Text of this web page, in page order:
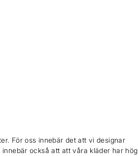
För oss innebär det att vi designar
också att att våra kläder har hög